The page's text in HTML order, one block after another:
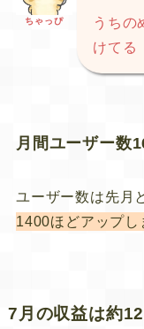
ちゃっぴ
うちの
けてる
月間ユーザー数
ユーザー数は先月
1400ほどアップし
7月の収益は約